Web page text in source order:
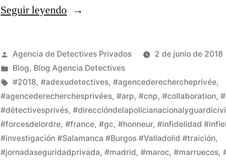
Seguir leyendo
Agencia de Detectives Privados
2 de junio de 2018
Blog, Blog Agencia Detectives
#2018,#adexudetectives,#agencederechercheprivée,
#agencederecherchesprivées,#arp,#cnp,#collaboration,
#détectivesprivés,
#forcesdelordre,#france,#gc,#honneur,#infidelidad
#investigación #Salamanca #Burgos #Valladolid #traición,
#jornadaseguridadprivada,#madrid,#maroc,#marruecos,